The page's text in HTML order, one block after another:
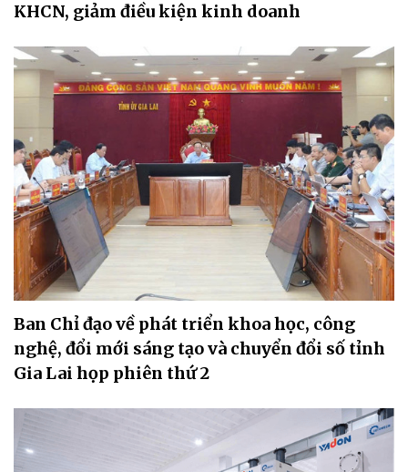
KHCN, giảm điều kiện kinh doanh
Ban Chỉ đạo về phát triển khoa học, công
nghệ, đổi mới sáng tạo và chuyển đổi số tỉnh
Gia Lai họp phiên thứ 2